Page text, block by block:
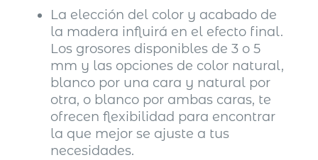
La elección del color y acabado de
la madera influirá en el efecto final.
Los grosores disponibles de 3 o 5
mm y las opciones de color natural,
blanco por una cara y natural por
otra, o blanco por ambas caras, te
ofrecen flexibilidad para encontrar
la que mejor se ajuste a tus
necesidades.